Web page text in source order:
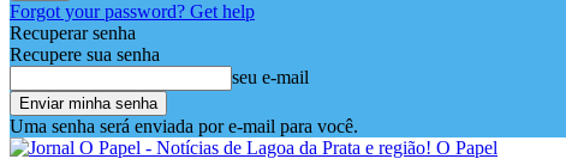
Forgot your password? Get help
Recuperar senha
Recupere sua senha
seu e-mail
Uma senha será enviada por e-mail para você.
O Papel